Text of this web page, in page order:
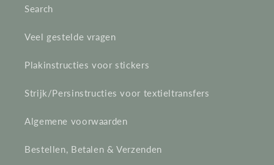
Search
Veel gestelde vragen
Plakinstructies voor stickers
Strijk/Persinstructies voor textieltransfers
Algemene voorwaarden
Bestellen, Betalen & Verzenden